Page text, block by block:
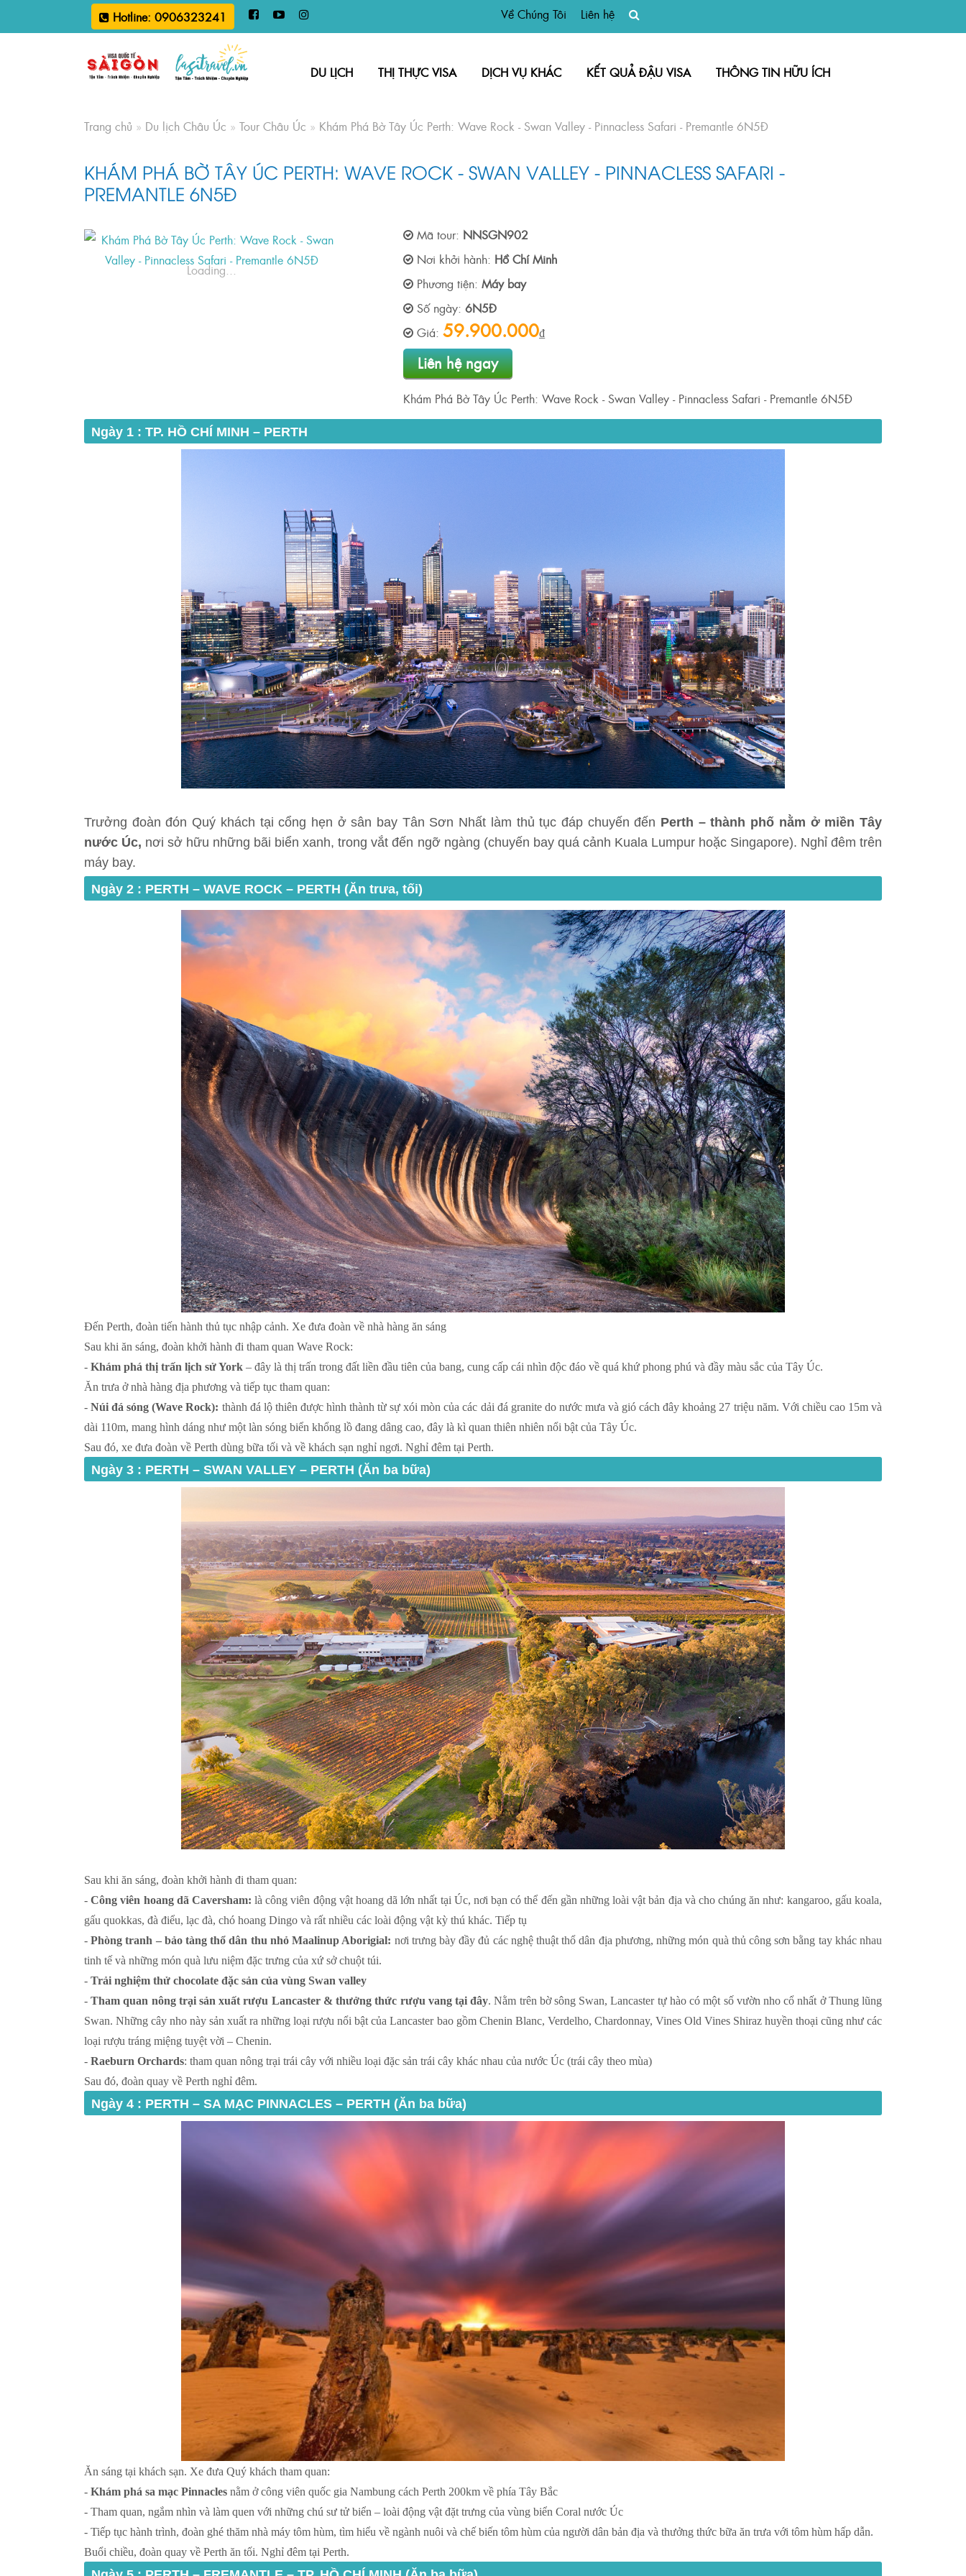
Hotline: 0906323241 Về Chúng Tôi Liên hệ
DU LỊCH THỊ THỰC VISA DỊCH VỤ KHÁC KẾT QUẢ ĐẬU VISA THÔNG TIN HỮU ÍCH
Trang chủ » Du lịch Châu Úc » Tour Châu Úc » Khám Phá Bờ Tây Úc Perth: Wave Rock - Swan Valley - Pinnacless Safari - Premantle 6N5Đ
KHÁM PHÁ BỜ TÂY ÚC PERTH: WAVE ROCK - SWAN VALLEY - PINNACLESS SAFARI -
PREMANTLE 6N5Đ
Loading...
Mã tour: NNSGN902
Nơi khởi hành: Hồ Chí Minh
Phương tiện: Máy bay
Số ngày: 6N5Đ
Giá: 59.900.000₫
Liên hệ ngay
Khám Phá Bờ Tây Úc Perth: Wave Rock - Swan Valley - Pinnacless Safari - Premantle 6N5Đ
Ngày 1 : TP. HỒ CHÍ MINH – PERTH
Trưởng đoàn đón Quý khách tại cổng hẹn ở sân bay Tân Sơn Nhất làm thủ tục đáp chuyến đến Perth – thành phố nằm ở miền Tây
nước Úc, nơi sở hữu những bãi biển xanh, trong vắt đến ngỡ ngàng (chuyến bay quá cảnh Kuala Lumpur hoặc Singapore). Nghỉ đêm trên
máy bay.
Ngày 2 : PERTH – WAVE ROCK – PERTH (Ăn trưa, tối)
Đến Perth, đoàn tiến hành thủ tục nhập cảnh. Xe đưa đoàn về nhà hàng ăn sáng
Sau khi ăn sáng, đoàn khởi hành đi tham quan Wave Rock:
- Khám phá thị trấn lịch sử York – đây là thị trấn trong đất liền đầu tiên của bang, cung cấp cái nhìn độc đáo về quá khứ phong phú và đầy màu sắc của Tây Úc.
Ăn trưa ở nhà hàng địa phương và tiếp tục tham quan:
-Núi đá sóng (Wave Rock): thành đá lộ thiên được hình thành từ sự xói mòn của các dải đá granite do nước mưa và gió cách đây khoảng 27 triệu năm. Với chiều cao 15m và
dài 110m, mang hình dáng như một làn sóng biển khổng lồ đang dâng cao, đây là kì quan thiên nhiên nổi bật của Tây Úc.
Sau đó, xe đưa đoàn về Perth dùng bữa tối và về khách sạn nghỉ ngơi. Nghỉ đêm tại Perth.
Ngày 3 : PERTH – SWAN VALLEY – PERTH (Ăn ba bữa)
Sau khi ăn sáng, đoàn khởi hành đi tham quan:
-Công viên hoang dã Caversham: là công viên động vật hoang dã lớn nhất tại Úc, nơi bạn có thể đến gần những loài vật bản địa và cho chúng ăn như: kangaroo, gấu koala,
gấu quokkas, đà điểu, lạc đà, chó hoang Dingo và rất nhiều các loài động vật kỳ thú khác. Tiếp tụ
-Phòng tranh – bảo tàng thổ dân thu nhỏ Maalinup Aborigial: nơi trưng bày đầy đủ các nghệ thuật thổ dân địa phương, những món quà thủ công sơn bằng tay khác nhau
tinh tế và những món quà lưu niệm đặc trưng của xứ sở chuột túi.
- Trải nghiệm thử chocolate đặc sản của vùng Swan valley
-Tham quan nông trại sản xuất rượu Lancaster & thưởng thức rượu vang tại đây. Nằm trên bờ sông Swan, Lancaster tự hào có một số vườn nho cổ nhất ở Thung lũng
Swan. Những cây nho này sản xuất ra những loại rượu nổi bật của Lancaster bao gồm Chenin Blanc, Verdelho, Chardonnay, Vines Old Vines Shiraz huyền thoại cũng như các
loại rượu tráng miệng tuyệt vời – Chenin.
- Raeburn Orchards: tham quan nông trại trái cây với nhiều loại đặc sản trái cây khác nhau của nước Úc (trái cây theo mùa)
Sau đó, đoàn quay về Perth nghỉ đêm.
Ngày 4 : PERTH – SA MẠC PINNACLES – PERTH (Ăn ba bữa)
Ăn sáng tại khách sạn. Xe đưa Quý khách tham quan:
- Khám phá sa mạc Pinnacles nằm ở công viên quốc gia Nambung cách Perth 200km về phía Tây Bắc
- Tham quan, ngắm nhìn và làm quen với những chú sư tử biển – loài động vật đặt trưng của vùng biển Coral nước Úc
- Tiếp tục hành trình, đoàn ghé thăm nhà máy tôm hùm, tìm hiểu về ngành nuôi và chế biến tôm hùm của người dân bản địa và thưởng thức bữa ăn trưa với tôm hùm hấp dẫn.
Buổi chiều, đoàn quay về Perth ăn tối. Nghỉ đêm tại Perth.